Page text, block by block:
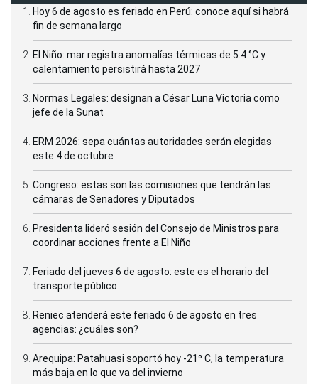
Hoy 6 de agosto es feriado en Perú: conoce aquí si habrá
fin de semana largo
El Niño: mar registra anomalías térmicas de 5.4 °C y
calentamiento persistirá hasta 2027
Normas Legales: designan a César Luna Victoria como
jefe de la Sunat
ERM 2026: sepa cuántas autoridades serán elegidas
este 4 de octubre
Congreso: estas son las comisiones que tendrán las
cámaras de Senadores y Diputados
Presidenta lideró sesión del Consejo de Ministros para
coordinar acciones frente a El Niño
Feriado del jueves 6 de agosto: este es el horario del
transporte público
Reniec atenderá este feriado 6 de agosto en tres
agencias: ¿cuáles son?
Arequipa: Patahuasi soportó hoy -21⁰ C, la temperatura
más baja en lo que va del invierno